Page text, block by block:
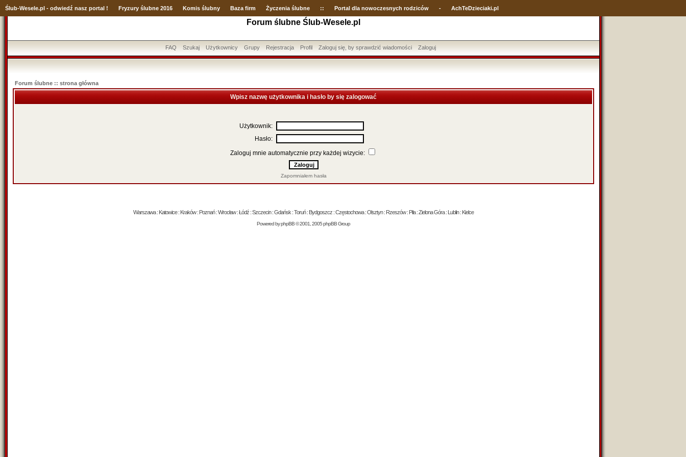
Ślub-Wesele.pl - odwiedź nasz portal ! Fryzury ślubne 2016 Komis ślubny Baza firm Życzenia ślubne :: Portal dla nowoczesnych rodziców - AchTeDzieciaki.pl
Forum ślubne Ślub-Wesele.pl
FAQ Szukaj Użytkownicy Grupy Rejestracja Profil Zaloguj się, by sprawdzić wiadomości Zaloguj
Forum ślubne :: strona główna
Wpisz nazwę użytkownika i hasło by się zalogować
Użytkownik:
Hasło:
Zaloguj mnie automatycznie przy każdej wizycie:
Zapomniałem hasła
Warszawa : Katowice : Kraków : Poznań : Wrocław : Łódź : Szczecin : Gdańsk : Toruń : Bydgoszcz : Częstochowa : Olsztyn : Rzeszów : Piła : Zielona Góra : Lublin : Kielce
Powered byphpBB© 2001, 2005 phpBB Group